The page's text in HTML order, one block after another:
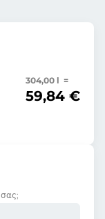
304,00 l =
59,84 €